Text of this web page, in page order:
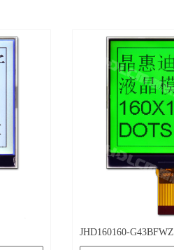
JHD160160-G43BFWZ